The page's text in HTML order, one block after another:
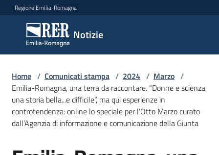
Vai al contenuto
Vai alla navigazione
Vai al footer
Regione Emilia-Romagna
Notizie
Notizie
Comunicati
stampa
Menu selezionato
Cerca
un
Home / Comunicati stampa / 2024 / Marzo /
Emilia-Romagna, una terra da raccontare. “Donne e scienza,
una storia bella...e difficile”, ma qui esperienze in
controtendenza: online lo speciale per l’Otto Marzo curato
dall’Agenzia di informazione e comunicazione della Giunta
Salta al contenuto